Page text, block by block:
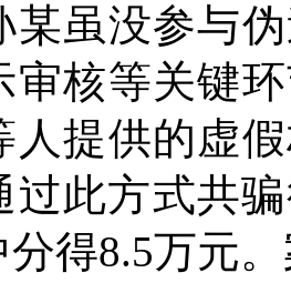
某虽没参与
审核等关键
人提供的虚
过此方式共
分得8.5万元